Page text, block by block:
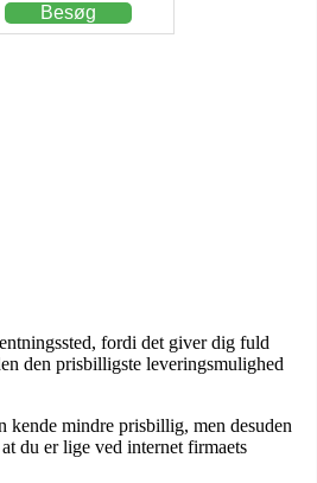
Besøg
fordi det giver dig fuld
den prisbilligste leveringsmulighed
kende mindre prisbillig, men desuden
du er lige ved internet firmaets